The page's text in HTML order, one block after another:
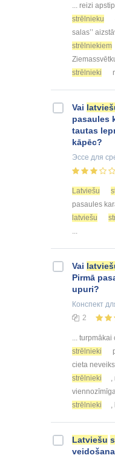
... reizi
strēlnieku
salas’’
strēlniekiem
strēlnieki
Vai
pasaules
tautas
kāpēc?
Эссе для
Latviešu
pasaules
latviešu
...
Vai
Pirmā
upuri?
Конспект
2
... turpmākai
strēlnieki
cieta
strēlnieki
,
strēlnieki
,
Latviešu